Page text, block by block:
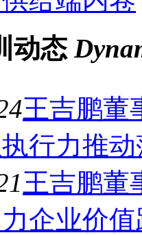
动态
王吉鹏董
行力推
王吉鹏董
企业价